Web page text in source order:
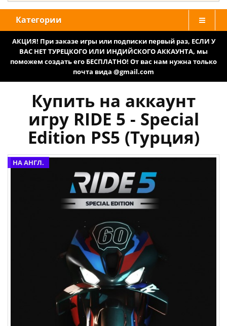
Категории
АКЦИЯ! При заказе игры или подписки первый раз, ЕСЛИ У
ВАС НЕТ ТУРЕЦКОГО ИЛИ ИНДИЙСКОГО АККАУНТА, мы
поможем создать его БЕСПЛАТНО! От вас нам нужна только
почта вида @gmail.com
Купить на аккаунт
игру RIDE 5 - Special
Edition PS5 (Турция)
НА АНГЛ.